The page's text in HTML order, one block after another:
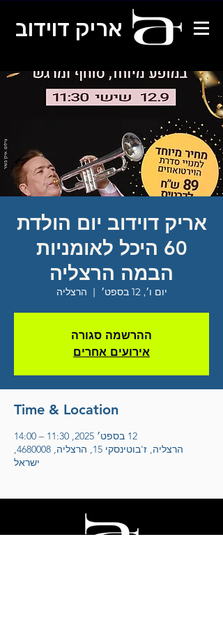
אריק דוידוב
אריק דוידוב יום הולדת
60 היכל לאומניות
הבמה הרצליה
יום ו׳, 12 בספט׳
  |
הרצליה
ההרשמה סגורה
אירועים אחרים
Time & Location
12 בספט׳ 2025, 11:30 – 14:00
הרצליה, ז'בוטינסקי 15, הרצליה, 4680008,
ישראל